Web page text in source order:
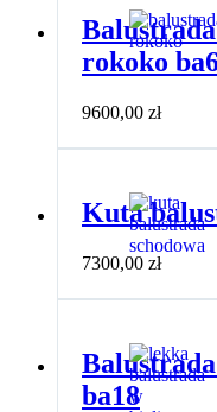
rokoko
9600,00 zł
Kuta
7300,00 zł
ba18